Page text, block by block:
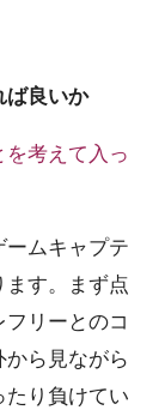
良いか
考えて入っ
ームキャプテ
ます。まず点
リーとのコ
から見ながら
たり負けてい